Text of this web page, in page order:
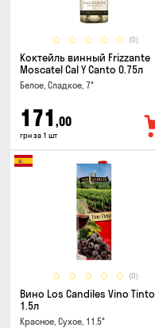
(0)
Коктейль винный Frizzante
Moscatel Cal Y Canto 0.75л
Белое, Сладкое, 7°
171 ,00
грн за 1 шт
(0)
Вино Los Candiles Vino Tinto
1.5л
Красное, Сухое, 11.5°